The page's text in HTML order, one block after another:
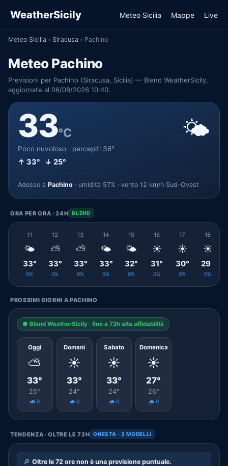
WeatherSicily Meteo Sicilia Mappe Live
Meteo Sicilia › Siracusa › Pachino
Meteo Pachino
Previsioni per Pachino (Siracusa, Sicilia) — Blend WeatherSicily,
aggiornate al 06/08/2026 10:40.
33°C
Poco nuvoloso · percepiti 36°
↑ 33° ↓ 25°
🌤️
Adesso a Pachino · umidità 57% · vento 12 km/h Sud-Ovest
ORA PER ORA · 24H BLEND
11
🌤️
33°
0%
12
⛅
33°
0%
13
⛅
33°
0%
14
🌤️
33°
0%
15
🌤️
32°
0%
16
☀️
31°
0%
17
☀️
30°
0%
18
☀️
29°
0%
PROSSIMI GIORNI A PACHINO
● Blend WeatherSicily · fino a 72h alta affidabilità
Oggi
⛅
33°
25°
🌧️ 0
Domani
☀️
33°
24°
🌧️ 0
Sabato
☀️
33°
24°
🌧️ 0
Domenica
☀️
27°
26°
🌧️ 0
TENDENZA · OLTRE LE 72H ONESTA · 3 MODELLI
🔎 Oltre le 72 ore non è una previsione puntuale.